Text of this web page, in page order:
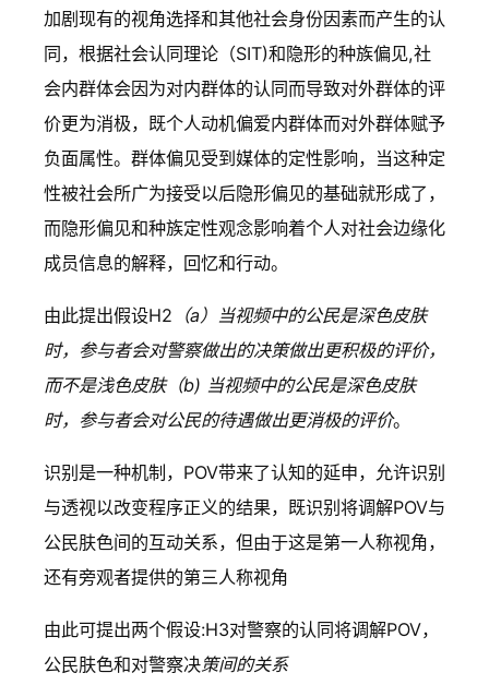
加剧现有的视角选择和其他社会身份因素而产生的认
同，根据社会认同理论（SIT)和隐形的种族偏见,社
会内群体会因为对内群体的认同而导致对外群体的评
价更为消极，既个人动机偏爱内群体而对外群体赋予
负面属性。群体偏见受到媒体的定性影响，当这种定
性被社会所广为接受以后隐形偏见的基础就形成了，
而隐形偏见和种族定性观念影响着个人对社会边缘化
成员信息的解释，回忆和行动。
由此提出假设H2 （a）当视频中的公民是深色皮肤
时，参与者会对警察做出的决策做出更积极的评价，
而不是浅色皮肤（b) 当视频中的公民是深色皮肤
时，参与者会对公民的待遇做出更消极的评价。
识别是一种机制，POV带来了认知的延申，允许识别
与透视以改变程序正义的结果，既识别将调解POV与
公民肤色间的互动关系，但由于这是第一人称视角，
还有旁观者提供的第三人称视角
由此可提出两个假设:H3对警察的认同将调解POV，
公民肤色和对警察决策间的关系